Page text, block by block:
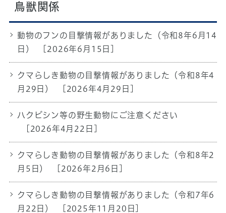
鳥獣関係
動物のフンの目撃情報がありました（令和8年6月14
日）
[2026年6月15日]
クマらしき動物の目撃情報がありました（令和8年4
月29日）
[2026年4月29日]
ハクビシン等の野生動物にご注意ください
[2026年4月22日]
クマらしき動物の目撃情報がありました（令和8年2
月5日）
[2026年2月6日]
クマらしき動物の目撃情報がありました（令和7年6
月22日）
[2025年11月20日]